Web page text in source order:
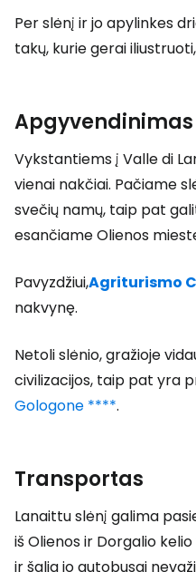
Per slėnį ir jo apylinkes
takų, kurie gerai
Apgyvendinimas
Vykstantiems į Valle di
vienai nakčiai. Pačiame
svečių namų, taip pat
esančiame Olienos
Pavyzdžiui,Agriturismo
nakvynę.
Netoli slėnio, gražioje
civilizacijos, taip pat yra
Gologone ****.
Transportas
Lanaittu slėnį galima
iš Olienos ir Dorgalio
ir šalia jo autobusai